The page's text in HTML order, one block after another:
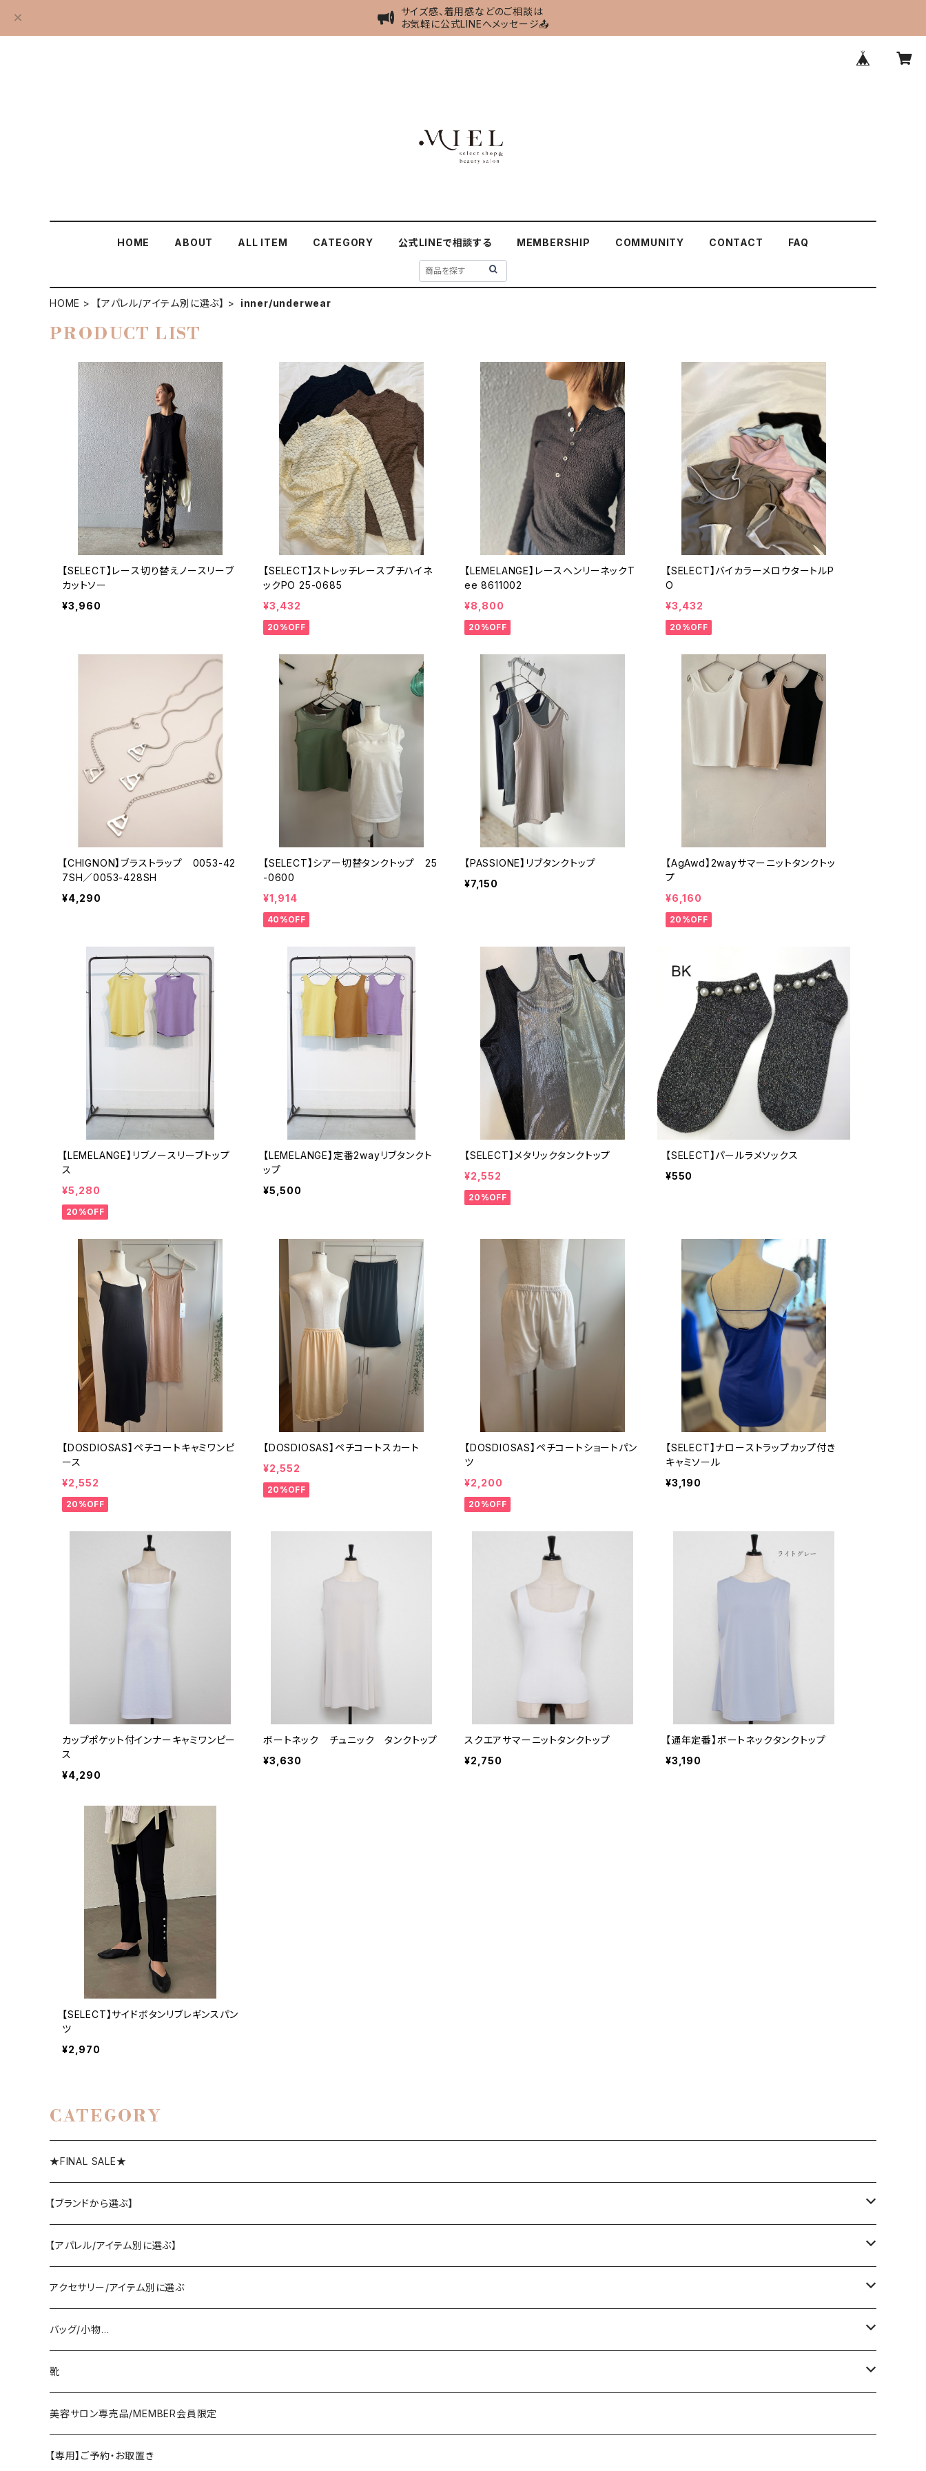
サイズ感、着用感などのご相談は
お気軽に公式LINEへメッセージ📤
HOME ABOUT ALL ITEM CATEGORY 公式LINEで相談する MEMBERSHIP COMMUNITY CONTACT FAQ
HOME 【アパレル/アイテム別に選ぶ】 inner/underwear
PRODUCT LIST
【SELECT】レース切り替えノースリーブ
カットソー
¥3,960
【SELECT】ストレッチレースプチハイネ
ックPO 25-0685
¥3,432
20%OFF
【LEMELANGE】レースヘンリーネックT
ee 8611002
¥8,800
20%OFF
【SELECT】バイカラーメロウタートルP
O
¥3,432
20%OFF
【CHIGNON】ブラストラップ 0053-42
7SH／0053-428SH
¥4,290
【SELECT】シアー切替タンクトップ 25
-0600
¥1,914
40%OFF
【PASSIONE】リブタンクトップ
¥7,150
【AgAwd】2wayサマーニットタンクトッ
プ
¥6,160
20%OFF
【LEMELANGE】リブノースリーブトップ
ス
¥5,280
20%OFF
【LEMELANGE】定番2wayリブタンクト
ップ
¥5,500
【SELECT】メタリックタンクトップ
¥2,552
20%OFF
【SELECT】パールラメソックス
¥550
【DOSDIOSAS】ペチコートキャミワンピ
ース
¥2,552
20%OFF
【DOSDIOSAS】ペチコートスカート
¥2,552
20%OFF
【DOSDIOSAS】ペチコートショートパン
ツ
¥2,200
20%OFF
【SELECT】ナローストラップカップ付き
キャミソール
¥3,190
カップポケット付インナーキャミワンピー
ス
¥4,290
ボートネック チュニック タンクトップ
¥3,630
スクエアサマーニットタンクトップ
¥2,750
【通年定番】ボートネックタンクトップ
¥3,190
【SELECT】サイドボタンリブレギンスパン
ツ
¥2,970
CATEGORY
★FINAL SALE★
【ブランドから選ぶ】
SELECT／ORIGINAL
PASSIONE/cafune
ヤマトドレス／dolly-sean／DONEEYU／他
lovint
RISLEY
CHIGNON／YENN／Mewl
【アパレル/アイテム別に選ぶ】
outer
coat/down
jacket/blouson
tops
knit/sweat/parker
T-shirt/cutsew
bottom
denim
pants
one-piece/salopette
inner/underwear
アクセサリー/アイテム別に選ぶ
pierce/earring/ear cuff
necklace/top
ring
bracelet/anklet
バッグ/小物…
bag
stol・muffler・scarf
belt
靴
sandal
sneaker
美容サロン専売品/MEMBER会員限定
【専用】ご予約・お取置き